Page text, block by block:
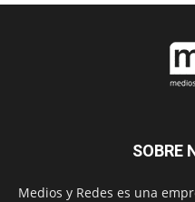
SOBRE
Medios y Redes es una